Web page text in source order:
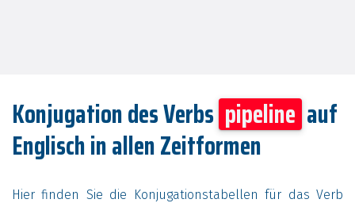
Konjugation des Verbs pipeline auf
Englisch in allen Zeitformen
Hier finden Sie die Konjugationstabellen für das Verb